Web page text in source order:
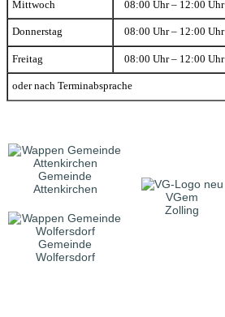
Mittwoch 08:00 Uhr – 12:00 Uhr
Donnerstag 08:00 Uhr – 12:00 Uhr
Freitag 08:00 Uhr – 12:00 Uhr
oder nach Terminabsprache
Gemeinde
Attenkirchen
VGem
Zolling
Gemeinde
Wolfersdorf